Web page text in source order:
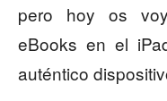
pero hoy os
eBooks en el
auténtico